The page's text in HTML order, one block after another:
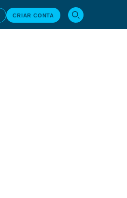
CRIAR CONTA